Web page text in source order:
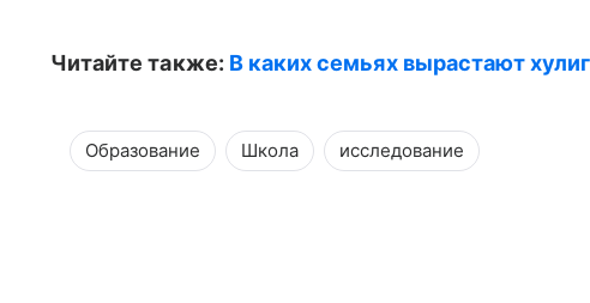
Читайте также: В каких семьях вырастают
Образование Школа исследование